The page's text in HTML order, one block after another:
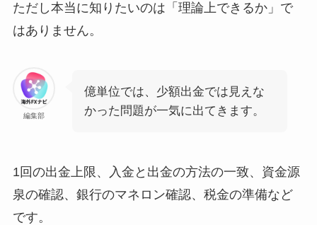
ただし本当に知りたいのは「理論上できるか」で
はありません。
編集部
億単位では、少額出金では見えな
かった問題が一気に出てきます。
1回の出金上限、入金と出金の方法の一致、資金源
泉の確認、銀行のマネロン確認、税金の準備など
です。